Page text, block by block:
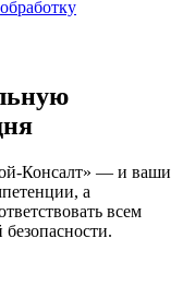
обработку
Консалт» — и ваши
а
всем